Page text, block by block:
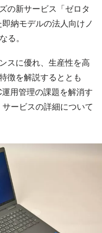
の新サービス「ゼロタ
納モデルの法人向けノ
る。
スに優れ、生産性を高
徴を解説するととも
用管理の課題を解消す
ービスの詳細について